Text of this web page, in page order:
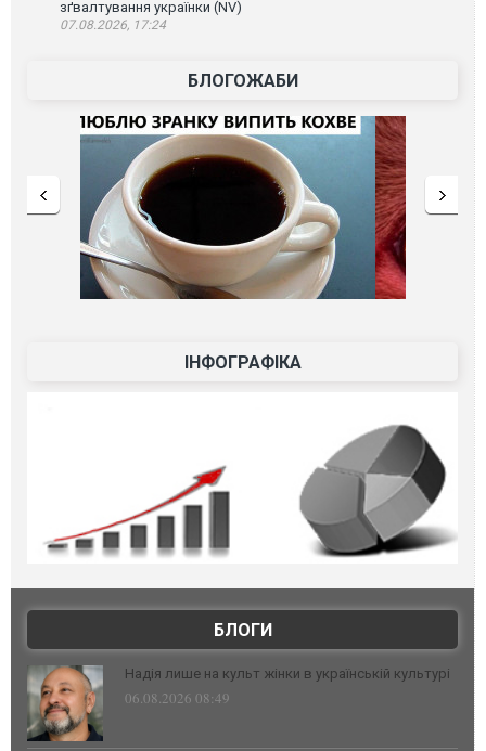
зґвалтування українки (NV)
07.08.2026, 17:24
БЛОГОЖАБИ
ІНФОГРАФІКА
БЛОГИ
Надія лише на культ жінки в українській культурі
06.08.2026 08:49